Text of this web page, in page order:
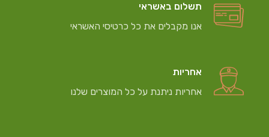
תשלום באשראי
אנו מקבלים את כל כרטיסי האשראי
אחריות
אחריות ניתנת על כל המוצרים שלנו